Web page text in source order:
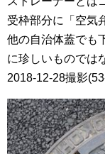
受枠部分に「空気
他の自治体蓋でも
に珍しいものでは
2018-12-28撮影